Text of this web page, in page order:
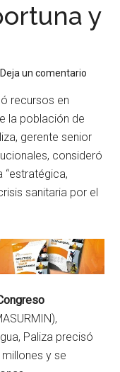
y
Deja un comentario
recursos en
la población de
gerente senior
consideró
“estratégica,
sanitaria por el
Paliza precisó
y se